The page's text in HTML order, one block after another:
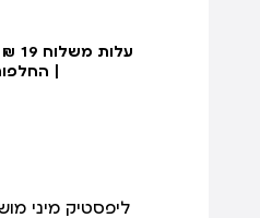
|
ליפסטיק מיני